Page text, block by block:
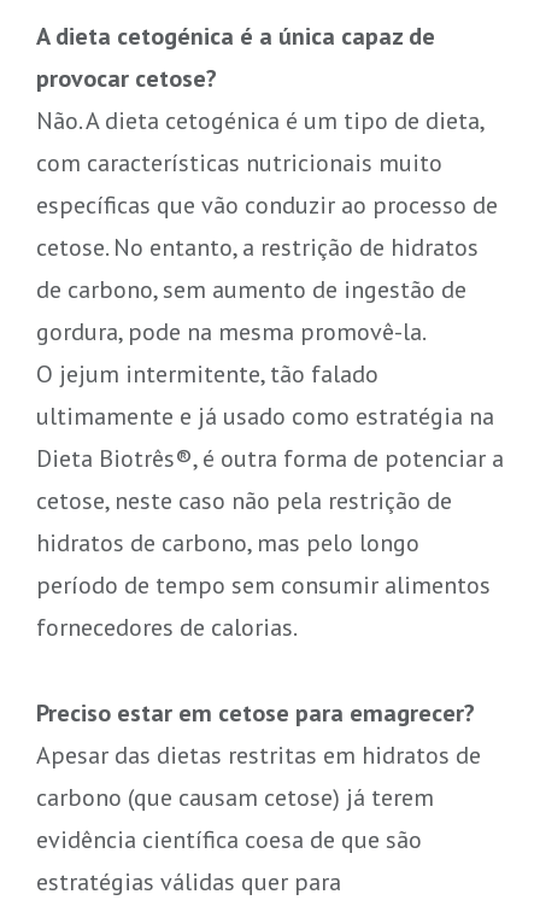
A dieta cetogénica é a única capaz de
provocar cetose?
Não. A dieta cetogénica é um tipo de dieta,
com características nutricionais muito
específicas que vão conduzir ao processo de
cetose. No entanto, a restrição de hidratos
de carbono, sem aumento de ingestão de
gordura, pode na mesma promovê-la.
O jejum intermitente, tão falado
ultimamente e já usado como estratégia na
Dieta Biotrês®, é outra forma de potenciar a
cetose, neste caso não pela restrição de
hidratos de carbono, mas pelo longo
período de tempo sem consumir alimentos
fornecedores de calorias.
Preciso estar em cetose para emagrecer?
Apesar das dietas restritas em hidratos de
carbono (que causam cetose) já terem
evidência científica coesa de que são
estratégias válidas quer para